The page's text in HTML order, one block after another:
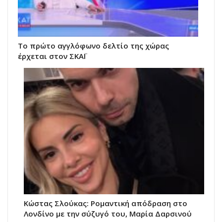
Το πρώτο αγγλόφωνο δελτίο της χώρας
έρχεται στον ΣΚΑΪ
Κώστας Σλούκας: Ρομαντική απόδραση στο
Λονδίνο με την σύζυγό του, Μαρία Δαρσινού